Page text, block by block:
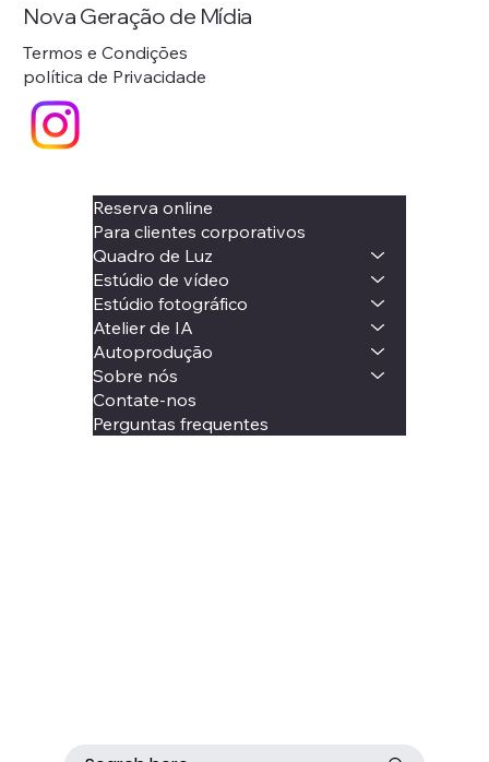
Reserva online
Para clientes corporativos
Quadro de Luz
Estúdio de vídeo
Estúdio fotográfico
Atelier de IA
Autoprodução
Sobre nós
Contate-nos
Perguntas frequentes
Nova Geração de Mídia
Termos e Condições
política de Privacidade